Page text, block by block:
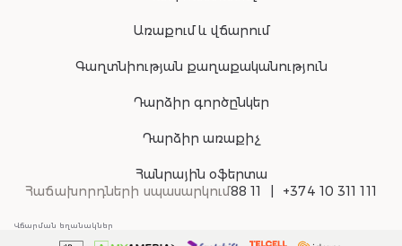
Առաքում և վճարում
Գաղտնիության քաղաքականություն
Դարձիր գործընկեր
Դարձիր առաքիչ
Հանրային օֆերտա
Հաճախորդների սպասարկում88 11 +374 10 311 111
Վճարման եղանակներ